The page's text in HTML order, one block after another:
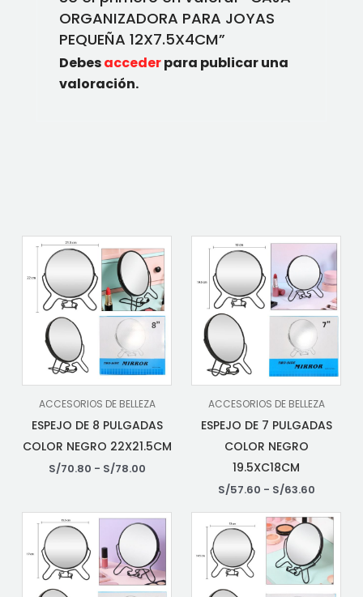
ORGANIZADORA PARA JOYAS
PEQUEÑA 12X7.5X4CM”
Debesaccederpara publicar una
valoración.
ACCESORIOS DE BELLEZA
ESPEJO DE 8 PULGADAS
COLOR NEGRO 22X21.5CM
S/70.80 - S/78.00
ACCESORIOS DE BELLEZA
ESPEJO DE 7 PULGADAS
COLOR NEGRO
19.5XC18CM
S/57.60 - S/63.60